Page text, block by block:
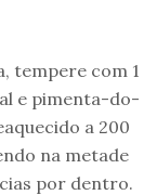
tempere com 1
e pimenta-do-
a 200
na metade
por dentro.